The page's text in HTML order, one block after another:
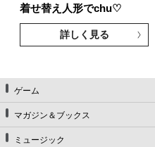
着せ替え人形でchu♡
詳しく見る
ゲーム
マガジン＆ブックス
ミュージック